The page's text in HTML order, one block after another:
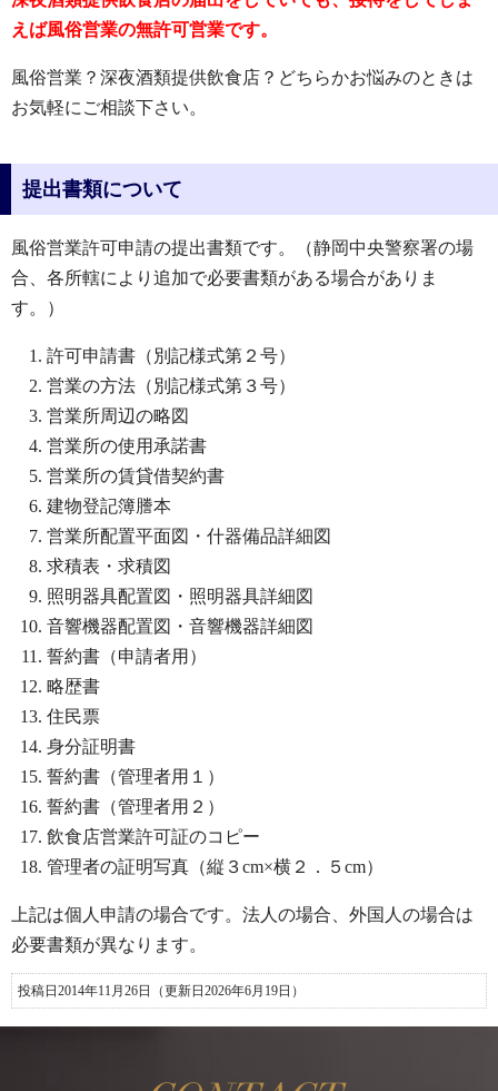
えば風俗営業の無許可営業です。
風俗営業？深夜酒類提供飲食店？どちらかお悩みのときは
お気軽にご相談下さい。
提出書類について
風俗営業許可申請の提出書類です。（静岡中央警察署の場
合、各所轄により追加で必要書類がある場合がありま
す。）
許可申請書（別記様式第２号）
営業の方法（別記様式第３号）
営業所周辺の略図
営業所の使用承諾書
営業所の賃貸借契約書
建物登記簿謄本
営業所配置平面図・什器備品詳細図
求積表・求積図
照明器具配置図・照明器具詳細図
音響機器配置図・音響機器詳細図
誓約書（申請者用）
略歴書
住民票
身分証明書
誓約書（管理者用１）
誓約書（管理者用２）
飲食店営業許可証のコピー
管理者の証明写真（縦３cm×横２．５cm）
上記は個人申請の場合です。法人の場合、外国人の場合は
必要書類が異なります。
投稿日2014年11月26日 （更新日2026年6月19日）